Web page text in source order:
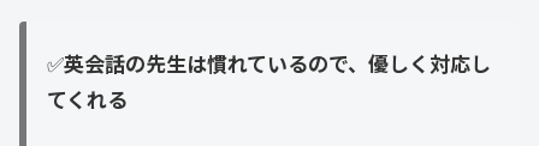
✅英会話の先生は慣れているので、優しく対応し
てくれる